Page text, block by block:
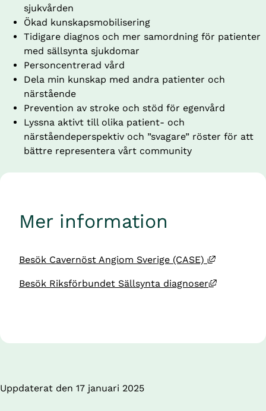
sjukvården
Ökad kunskapsmobilisering
Tidigare diagnos och mer samordning för patienter
med sällsynta sjukdomar
Personcentrerad vård
Dela min kunskap med andra patienter och
närstående
Prevention av stroke och stöd för egenvård
Lyssna aktivt till olika patient- och
närståendeperspektiv och ”svagare” röster för att
bättre representera vårt community
Mer information
Besök Cavernöst Angiom Sverige (CASE) Länk till
Besök Riksförbundet Sällsynta diagnoser Länk till
Uppdaterat den 17 januari 2025